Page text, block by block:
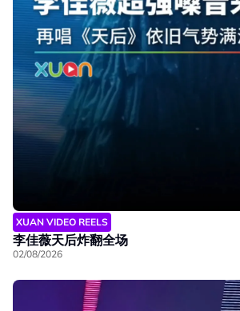
XUAN VIDEO REELS
李佳薇天后炸翻全场
02/08/2026